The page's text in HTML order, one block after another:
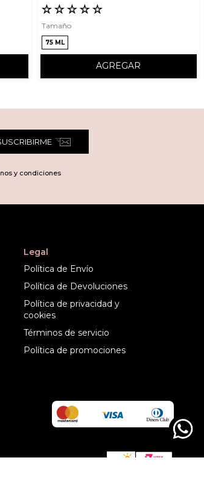
☆☆☆☆☆
Tamaño
75 ML
AGREGAR
y condiciones
Legal
Política de Envío
Política de Devoluciones
Política de privacidad y
cookies
Términos de servicio
Política de promociones